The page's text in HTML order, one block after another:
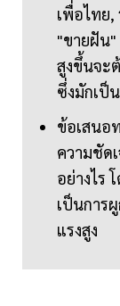
เพื่อไทย,
"ขายฝัน"
สูงขึ้นจะ
ซึ่งมักเป็
ข้อเสนอ
ความชัด
อย่างไร
เป็นการ
แรงสูง